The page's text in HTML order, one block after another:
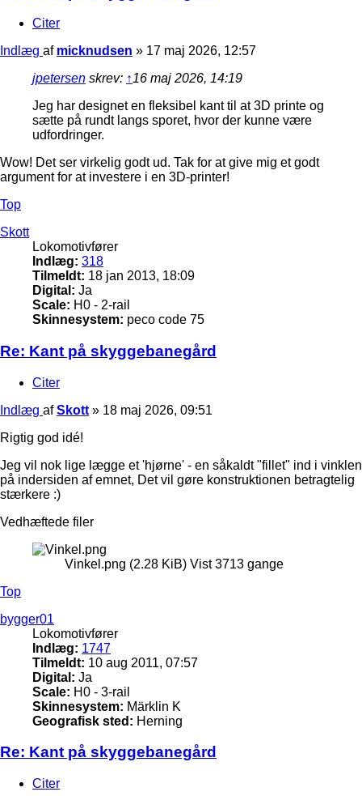
Citer
Indlæg af micknudsen » 17 maj 2026, 12:57
jpetersen skrev: ↑16 maj 2026, 14:19
Jeg har designet en fleksibel kant til at 3D printe og
sætte på rundt langs sporet, hvor der kunne være
udfordringer.
Wow! Det ser virkelig godt ud. Tak for at give mig et godt
argument for at investere i en 3D-printer!
Top
Skott
Lokomotivfører
Indlæg: 318
Tilmeldt: 18 jan 2013, 18:09
Digital: Ja
Scale: H0 - 2-rail
Skinnesystem: peco code 75
Re: Kant på skyggebanegård
Citer
Indlæg afSkott » 18 maj 2026, 09:51
Rigtig god idé!
Jeg vil nok lige lægge et 'hjørne' - en såkaldt "fillet" ind i vinklen
på indersiden af emnet, Det vil gøre konstruktionen betragtelig
stærkere :)
Vedhæftede filer
Vinkel.png (2.28 KiB) Vist 3713 gange
Top
bygger01
Lokomotivfører
Indlæg: 1747
Tilmeldt: 10 aug 2011, 07:57
Digital: Ja
Scale: H0 - 3-rail
Skinnesystem: Märklin K
Geografisk sted: Herning
Re: Kant på skyggebanegård
Citer